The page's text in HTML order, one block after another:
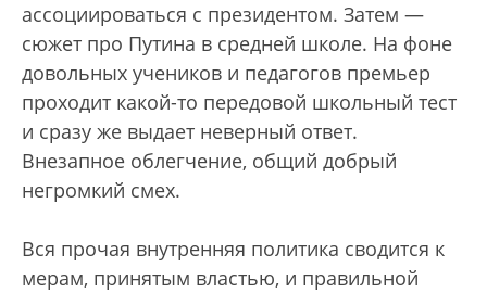
ассоциироваться с президентом. Затем —
сюжет про Путина в средней школе. На фоне
довольных учеников и педагогов премьер
проходит какой-то передовой школьный тест
и сразу же выдает неверный ответ.
Внезапное облегчение, общий добрый
негромкий смех.
Вся прочая внутренняя политика сводится к
мерам, принятым властью, и правильной